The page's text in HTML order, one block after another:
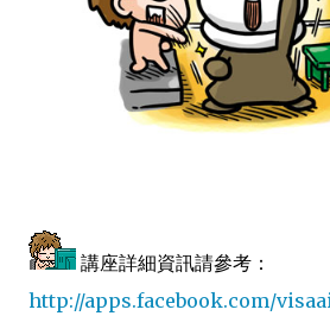
講座詳細資訊請參考：
http://apps.facebook.com/